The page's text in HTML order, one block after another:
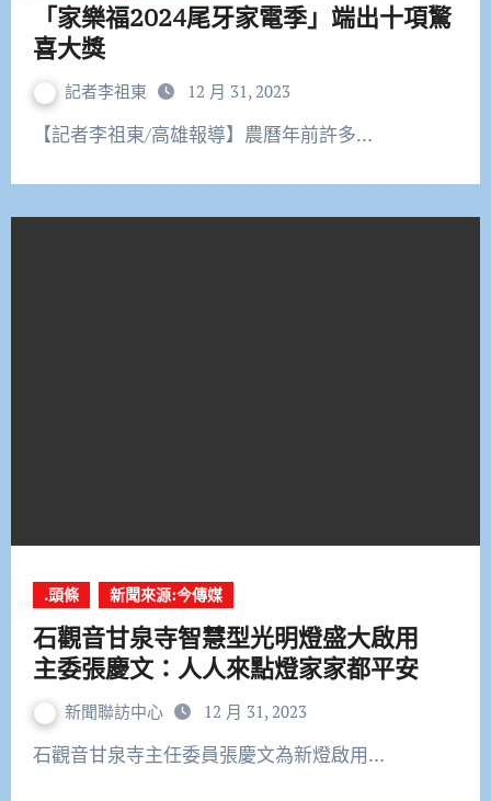
「家樂福2024尾牙家電季」端出十項驚
喜大獎
記者李祖東 12 月 31, 2023
【記者李祖東/高雄報導】農曆年前許多…
.頭條 新聞來源:今傳媒
石觀音甘泉寺智慧型光明燈盛大啟用
主委張慶文：人人來點燈家家都平安
新聞聯訪中心 12 月 31, 2023
石觀音甘泉寺主任委員張慶文為新燈啟用…